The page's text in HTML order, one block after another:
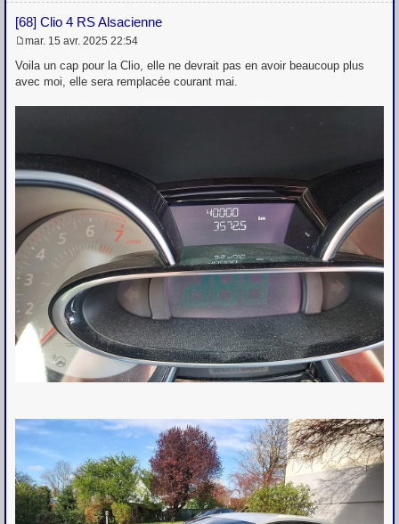
[68] Clio 4 RS Alsacienne
e
s
mar. 15 avr. 2025 22:54
Voila un cap pour la Clio, elle ne devrait pas en avoir beaucoup plus
avec moi, elle sera remplacée courant mai.